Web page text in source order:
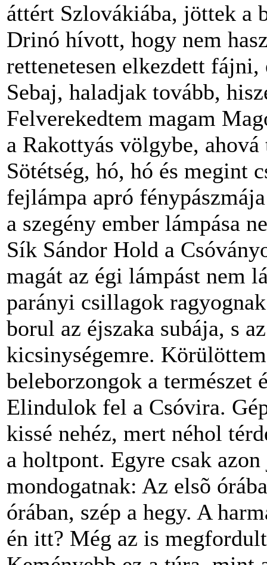
áttért Szlovákiába, jöttek a
Drinó hívott, hogy nem
rettenetesen elkezdett
Sebaj, haladjak tovább,
Felverekedtem magam
a Rakottyás völgybe,
Sötétség, hó, hó és megint
fejlámpa apró
a szegény ember lámpása
Sík Sándor Hold a
magát az égi lámpást nem
parányi csillagok
borul az éjszaka subája, s
kicsinységemre.
beleborzongok a természet
Elindulok fel a Csóvira.
kissé nehéz, mert néhol
a holtpont. Egyre csak
mondogatnak: Az elsõ
órában, szép a hegy. A
én itt? Még az is